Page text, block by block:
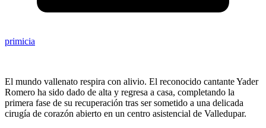
primicia
El mundo vallenato respira con alivio. El reconocido cantante Yader
Romero ha sido dado de alta y regresa a casa, completando la
primera fase de su recuperación tras ser sometido a una delicada
cirugía de corazón abierto en un centro asistencial de Valledupar.